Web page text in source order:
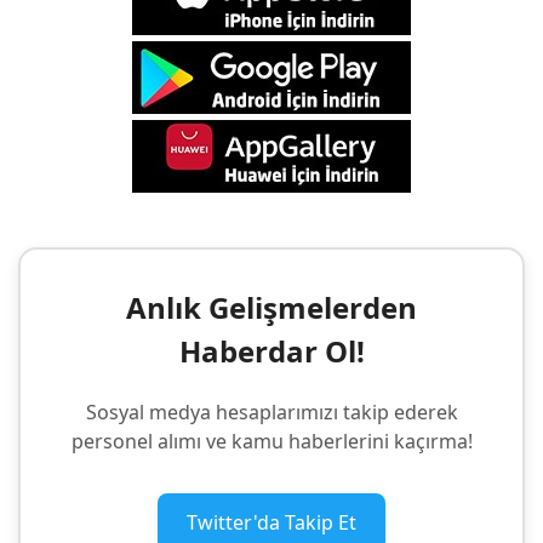
Anlık Gelişmelerden
Haberdar Ol!
Sosyal medya hesaplarımızı takip ederek
personel alımı ve kamu haberlerini kaçırma!
Twitter'da Takip Et